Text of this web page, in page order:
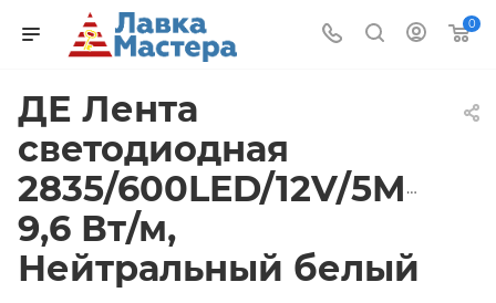
0
ДЕ Лента
светодиодная
2835/600LED/12V/5M/
9,6 Вт/м,
Нейтральный белый